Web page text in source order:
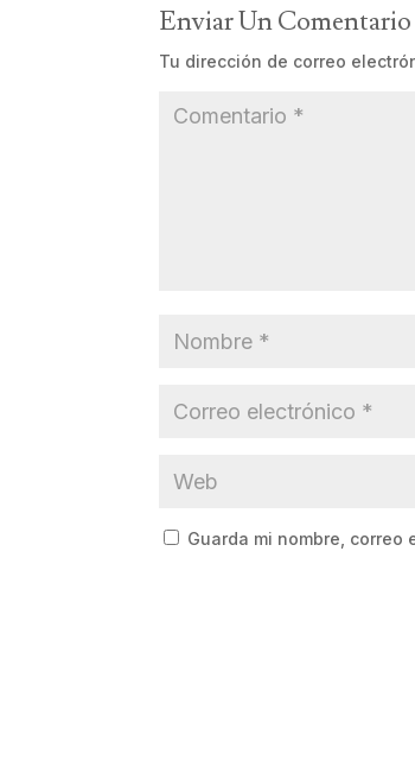
Enviar Un Comentario
Tu dirección de correo
Guarda mi nombre,